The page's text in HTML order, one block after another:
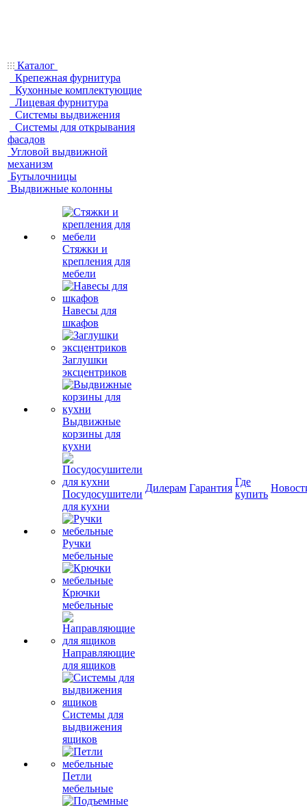
Каталог
Крепежная фурнитура
Кухонные комплектующие
Лицевая фурнитура
Системы выдвижения
Системы для открывания
фасадов
Угловой выдвижной
механизм
Бутылочницы
Выдвижные колонны
Стяжки и
крепления для
мебели
Навесы для
шкафов
Заглушки
эксцентриков
Выдвижные
корзины для
кухни
Посудосушители
для кухни
Ручки
мебельные
Крючки
мебельные
Направляющие
для ящиков
Системы для
выдвижения
ящиков
Петли
мебельные
Дилерам Гарантия
Где
купить